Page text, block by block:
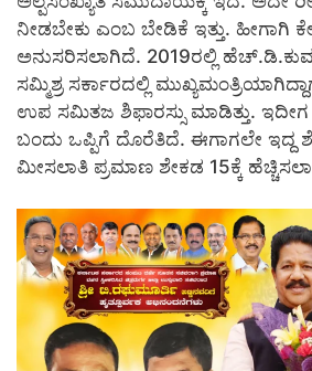
ನೀಡಬೇಕು ಎಂಬ ಬೇಡಿಕೆ ಇತ್ತು. ಹೀಗಾಗಿ
ಅನುಸರಿಸಲಾಗಿದೆ. 2019ರಲ್ಲಿ
ಸಮ್ಮಿಶ್ರ ಸರ್ಕಾರದಲ್ಲಿ
ಉಪ ಸಮಿತಜ ಶಿಫಾರಸ್ಸು ಮಾಡಿತ್ತು.
ಬಂದು ಒಪ್ಪಿಗೆ ದೊರೆತಿದೆ. ಈಗಾಗಲೇ ಇದ್ದ
ಮೀಸಲಾತಿ ಪ್ರಮಾಣ ಶೇಕಡ 15ಕ್ಕೆ